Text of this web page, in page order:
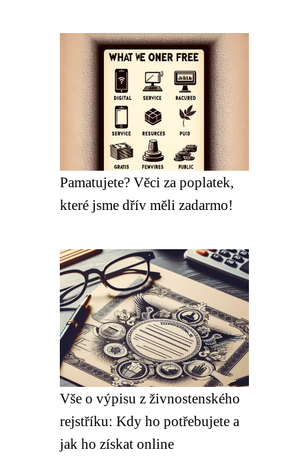
Pamatujete? Věci za poplatek,
které jsme dřív měli zadarmo!
Vše o výpisu z živnostenského
rejstříku: Kdy ho potřebujete a
jak ho získat online